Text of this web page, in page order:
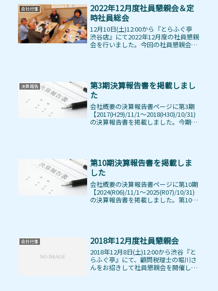
会社行事
2022年12月度社員懇親会＆定
時社員総会
12月10日(土)12:00から『とらふぐ亭
渋谷店』にて2022年12月度の社員懇親
会を行いました。今回の社員懇親会は
決算報告
第3期決算報告書を掲載しまし
た
会社概要の決算報告書ページに第3期
【2017(H29)/11/1～2018(H30)/10/31)
の決算報告書を掲載しました。今期よ
第10期決算報告書を掲載しま
した
会社概要の決算報告書ページに第10期
【2024(R06)/11/1～2025(R07)/10/31)
の決算報告書を掲載しました。第10期
会社行事 2018年12月度社員懇親会
2018年12月8日(土)12:00から渋谷『と
らふぐ亭』にて、顧問税理士の堀川さ
んをお招きして社員懇親会を開催しま